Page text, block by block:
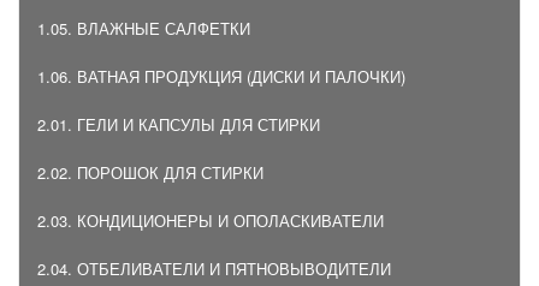
1.05. ВЛАЖНЫЕ САЛФЕТКИ
1.06. ВАТНАЯ ПРОДУКЦИЯ (ДИСКИ И ПАЛОЧКИ)
2.01. ГЕЛИ И КАПСУЛЫ ДЛЯ СТИРКИ
2.02. ПОРОШОК ДЛЯ СТИРКИ
2.03. КОНДИЦИОНЕРЫ И ОПОЛАСКИВАТЕЛИ
2.04. ОТБЕЛИВАТЕЛИ И ПЯТНОВЫВОДИТЕЛИ